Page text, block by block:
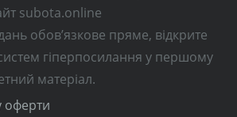
subota.online
обов’язкове пряме, відкрите
гіперпосилання у першому
матеріал.
оферти